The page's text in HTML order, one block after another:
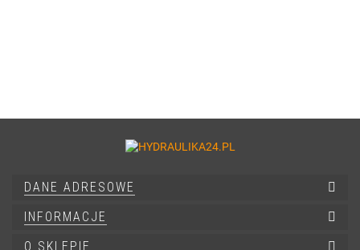
DANE ADRESOWE
INFORMACJE
O SKLEPIE